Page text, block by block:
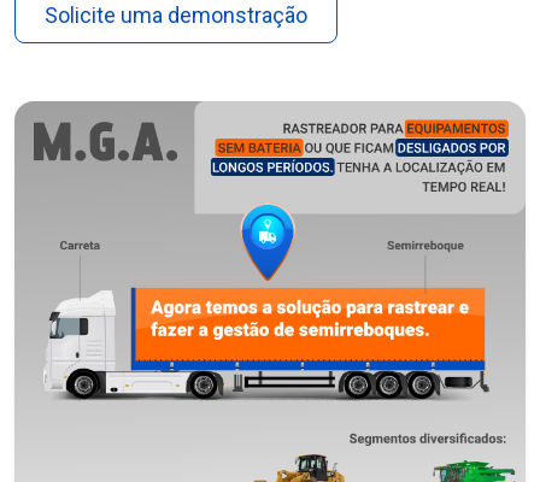
Solicite uma demonstração